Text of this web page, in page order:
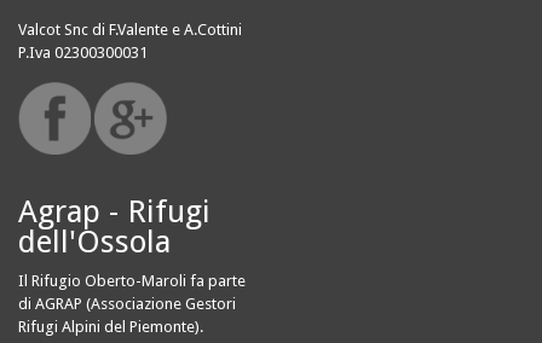
Valcot Snc di F.Valente e A.Cottini
P.Iva 02300300031
Agrap - Rifugi
dell'Ossola
Il Rifugio Oberto-Maroli fa parte
di AGRAP (Associazione Gestori
Rifugi Alpini del Piemonte).